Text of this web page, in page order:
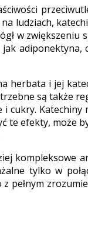
ludziach,
w zwiększeniu
jak
herbata i jej
są także
cukry.
te efekty, może
kompleksowe
tylko w
pełnym